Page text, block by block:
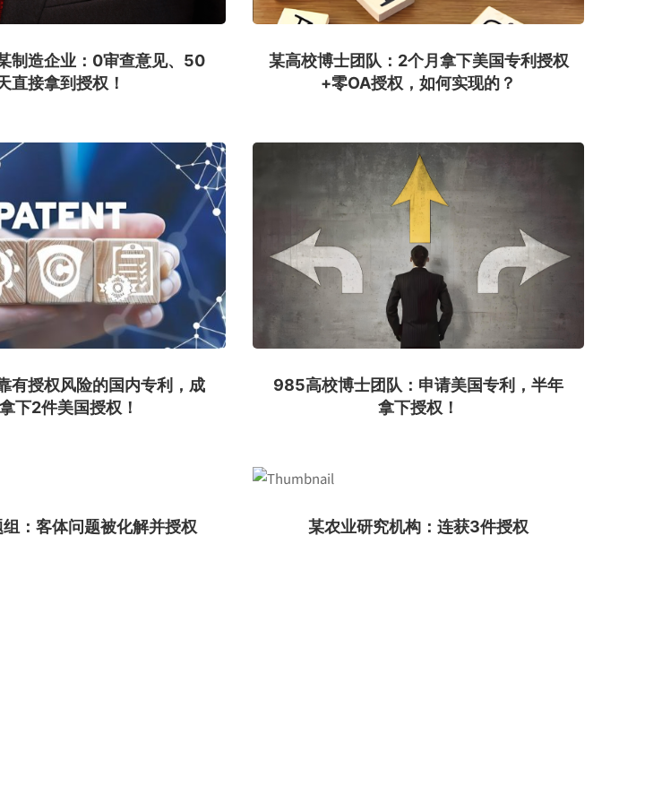
制造企业：0审查意见、50
直接拿到授权！
某高校博士团队：2个月拿下美国专利授权
+零OA授权，如何实现的？
有授权风险的国内专利，成
下2件美国授权！
985高校博士团队：申请美国专利，半年
拿下授权！
：客体问题被化解并授权 某农业研究机构：连获3件授权